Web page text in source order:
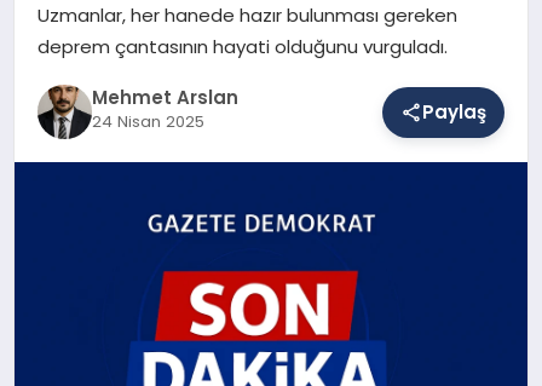
SAĞLIK
Uzmanlar, her hanede hazır bulunması gereken
deprem çantasının hayati olduğunu vurguladı.
Mehmet Arslan
24 Nisan 2025 Paylaş